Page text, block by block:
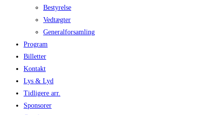
Bestyrelse
Vedtægter
Generalforsamling
Program
Billetter
Kontakt
Lys & Lyd
Tidligere arr.
Sponsorer